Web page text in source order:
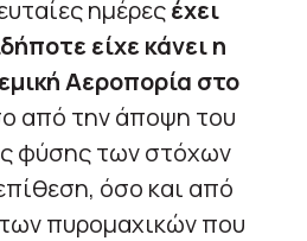
ημέρεςέχει
είχε κάνει η
Αεροπορία στο
από την άποψη του
φύσης των στόχων
όσο και από
πυρομαχικών που